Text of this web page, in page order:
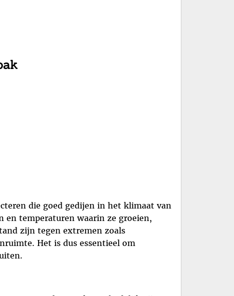
die goed gedijen in het klimaat van
en temperaturen waarin ze groeien,
zijn tegen extremen zoals
Het is dus essentieel om